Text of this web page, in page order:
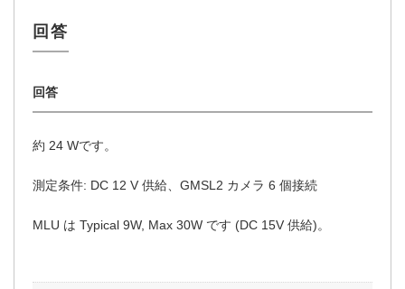
約 24 Wです。
測定条件: DC 12 V 供給、GMSL2 カメラ 6 個接続
MLU は Typical 9W, Max 30W です (DC 15V 供給)。